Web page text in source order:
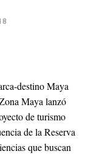
destino Maya
Maya lanzó
de turismo
de la Reserva
que buscan